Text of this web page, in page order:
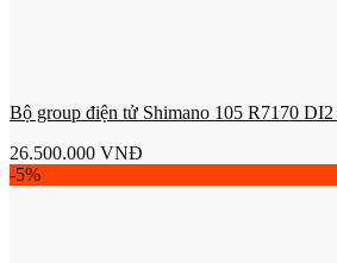
Bộ group điện tử Shimano 105 R7170 DI2
26.500.000 VNĐ
-5%